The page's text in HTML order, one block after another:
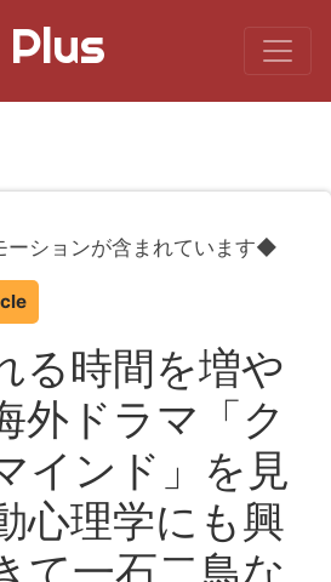
ションが含まれています◆
る時間を増や
外ドラマ「ク
インド」を見
心理学にも興